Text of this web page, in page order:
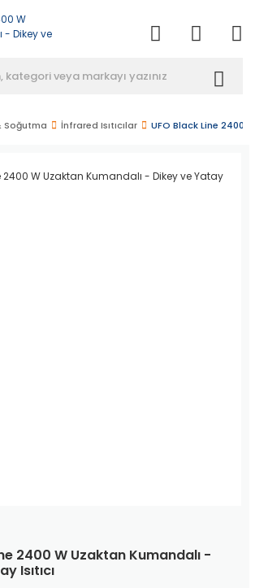
Soğutma İnfrared Isıtıcılar UFO Black Line 2400
2400 W Uzaktan Kumandalı -
Isıtıcı